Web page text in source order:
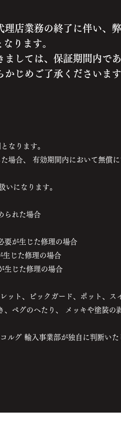
店業務の終了に伴い、
ります。
しては、保証期間内で
じめご了承くださいま
なります。
場合、 有効期間内において無償
いになります。
られた場合
要が生じた修理の場合
じた修理の場合
生じた修理の場合
ット、ピックガード、ポット、ス
、ペグのへたり、 メッキや塗装の
ルグ 輸入事業部が独自に判断いた